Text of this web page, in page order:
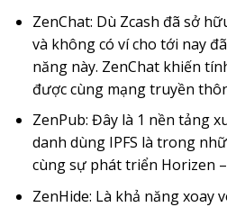
ZenChat: Dù Zcash đã sở
và không có ví cho tới nay
năng này. ZenChat khiến
được cùng mạng truyền
ZenPub: Đây là 1 nền tảng
danh dùng IPFS là trong
cùng sự phát triển Horizen
ZenHide: Là khả năng xoay